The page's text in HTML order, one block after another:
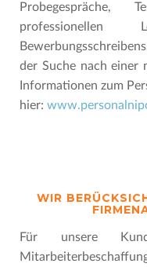
Probegespräche,
der Suche nach einer
Informationen zum
hier:
WIR
Für unsere